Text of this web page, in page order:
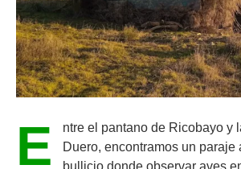
E
ntre el pantano de Ricobayo y
Duero, encontramos un paraje